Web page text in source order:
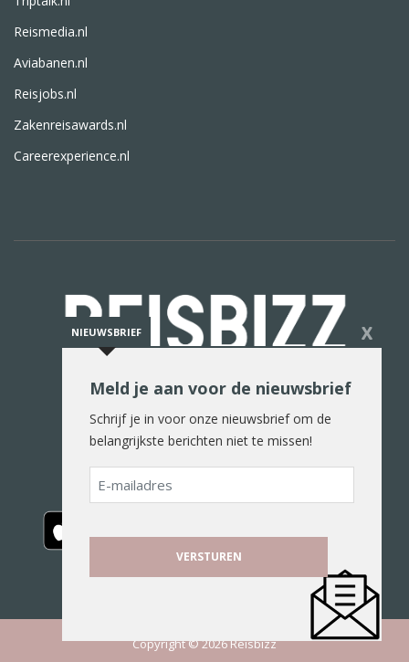
Reismedia.nl
Aviabanen.nl
Reisjobs.nl
Zakenreisawards.nl
Careerexperience.nl
De reiswereld in woord en beeld
Copyright © 2026 Reisbizz
NIEUWSBRIEF X
Meld je aan voor de nieuwsbrief
Schrijf je in voor onze nieuwsbrief om de
belangrijkste berichten niet te missen!
E-
mailadres